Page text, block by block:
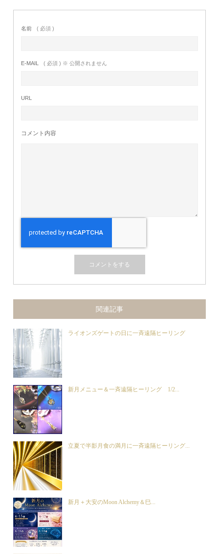
名前 ( 必須 )
E-MAIL ( 必須 ) ※ 公開されません
URL
コメント内容
関連記事
ライオンズゲートの日に一斉遠隔ヒーリング
新月メニュー＆一斉遠隔ヒーリング 1/2...
立夏で半影月食の満月に一斉遠隔ヒーリング...
新月＋大安のMoon Alchemy＆巳...